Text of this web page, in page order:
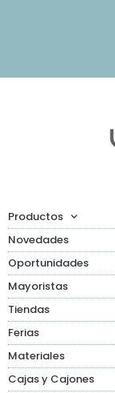
Productos
Novedades
Oportunidades
Mayoristas
Tiendas
Ferias
Materiales
Cajas y Cajones